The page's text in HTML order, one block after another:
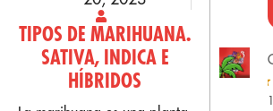
TIPOS DE MARIHUANA.
SATIVA, INDICA E
HÍBRIDOS